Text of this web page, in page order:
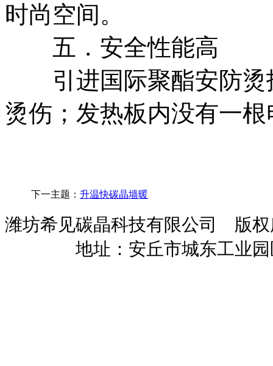
时尚空间。
五．安全性能高
引进国际聚酯安防烫
烫伤；发热板内没有一
下一主题： 升温快碳晶墙暖
潍坊希见碳晶科技有限公司
地址：安丘市城东工业